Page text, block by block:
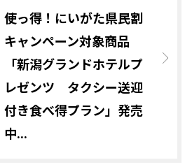
使っ得！にいがた県民割
キャンペーン対象商品
「新潟グランドホテルプ
レゼンツ タクシー送迎
付き食べ得プラン」発売
中...